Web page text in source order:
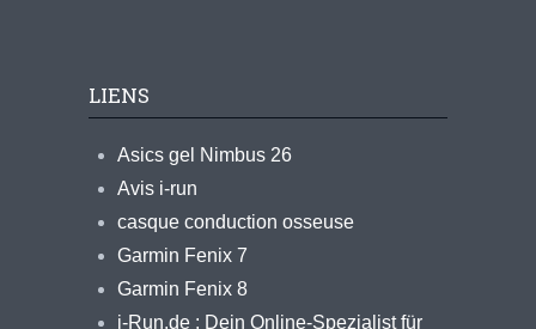
LIENS
Asics gel Nimbus 26
Avis i-run
casque conduction osseuse
Garmin Fenix 7
Garmin Fenix 8
i-Run.de : Dein Online-Spezialist für